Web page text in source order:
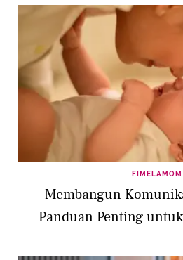
FIMELAMOM
Membangun
Panduan Penting